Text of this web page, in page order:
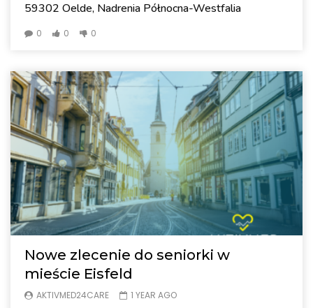
59302 Oelde, Nadrenia Północna-Westfalia
0 0 0
Nowe zlecenie do seniorki w
mieście Eisfeld
AKTIVMED24CARE 1 YEAR AGO